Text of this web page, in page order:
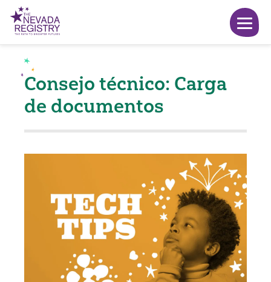
Consejo técnico: Carga
de documentos